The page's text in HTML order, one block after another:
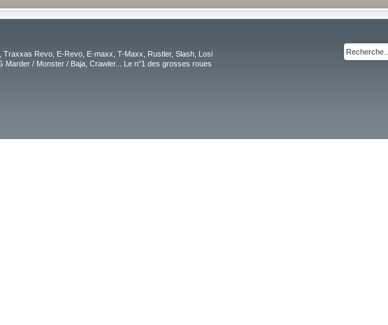
Revo, E-Revo, E-maxx, T-Maxx, Rustler, Slash, Losi
Marder / Monster / Baja, Crawler... Le n°1 des grosses roues